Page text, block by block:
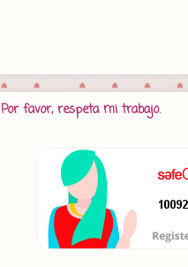
Por favor, respeta mi trabajo.